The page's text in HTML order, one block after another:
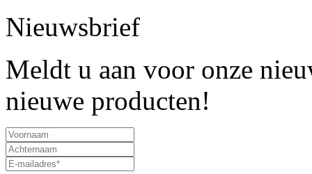
Nieuwsbrief
Meldt u aan voor onze
nieuwe producten!